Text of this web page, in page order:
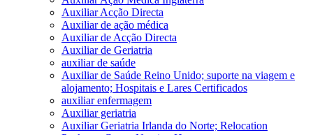
Auxiliar Acção Directa
Auxiliar de ação médica
Auxiliar de Acção Directa
Auxiliar de Geriatria
auxiliar de saúde
Auxiliar de Saúde Reino Unido; suporte na viagem e
alojamento; Hospitais e Lares Certificados
auxiliar enfermagem
Auxiliar geriatria
Auxiliar Geriatria Irlanda do Norte; Relocation